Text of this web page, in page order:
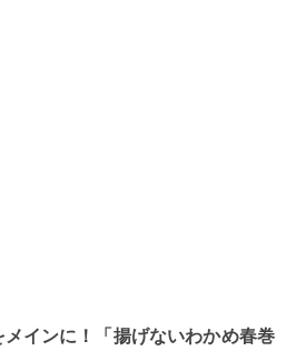
インに！「揚げないわかめ春巻